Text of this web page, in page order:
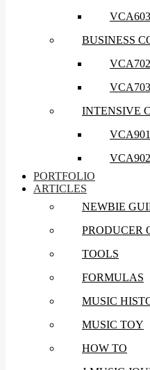
BUSINESS
INTENSIVE
PORTFOLIO
ARTICLES
NEWBIE
PRODUCER
TOOLS
FORMULAS
MUSIC
MUSIC TOY
HOW TO